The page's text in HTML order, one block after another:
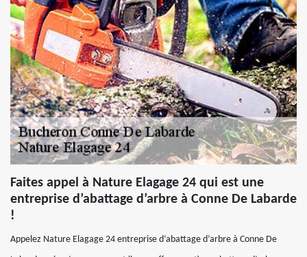
Faites appel à Nature Elagage 24 qui est une
entreprise d’abattage d’arbre à Conne De Labarde
!
Appelez Nature Elagage 24 entreprise d’abattage d’arbre à Conne De